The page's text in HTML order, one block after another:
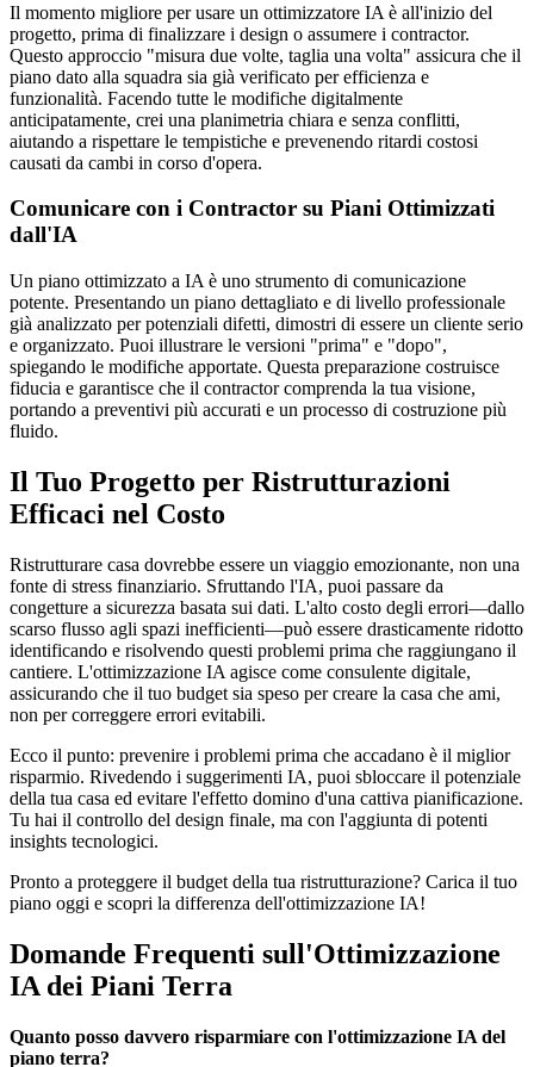
Il momento migliore per usare un ottimizzatore IA è all'inizio del
progetto, prima di finalizzare i design o assumere i contractor.
Questo approccio "misura due volte, taglia una volta" assicura che il
piano dato alla squadra sia già verificato per efficienza e
funzionalità. Facendo tutte le modifiche digitalmente
anticipatamente, crei una planimetria chiara e senza conflitti,
aiutando a rispettare le tempistiche e prevenendo ritardi costosi
causati da cambi in corso d'opera.
Comunicare con i Contractor su Piani Ottimizzati
dall'IA
Un piano ottimizzato a IA è uno strumento di comunicazione
potente. Presentando un piano dettagliato e di livello professionale
già analizzato per potenziali difetti, dimostri di essere un cliente serio
e organizzato. Puoi illustrare le versioni "prima" e "dopo",
spiegando le modifiche apportate. Questa preparazione costruisce
fiducia e garantisce che il contractor comprenda la tua visione,
portando a preventivi più accurati e un processo di costruzione più
fluido.
Il Tuo Progetto per Ristrutturazioni
Efficaci nel Costo
Ristrutturare casa dovrebbe essere un viaggio emozionante, non una
fonte di stress finanziario. Sfruttando l'IA, puoi passare da
congetture a sicurezza basata sui dati. L'alto costo degli errori—dallo
scarso flusso agli spazi inefficienti—può essere drasticamente ridotto
identificando e risolvendo questi problemi prima che raggiungano il
cantiere. L'ottimizzazione IA agisce come consulente digitale,
assicurando che il tuo budget sia speso per creare la casa che ami,
non per correggere errori evitabili.
Ecco il punto: prevenire i problemi prima che accadano è il miglior
risparmio. Rivedendo i suggerimenti IA, puoi sbloccare il potenziale
della tua casa ed evitare l'effetto domino d'una cattiva pianificazione.
Tu hai il controllo del design finale, ma con l'aggiunta di potenti
insights tecnologici.
Pronto a proteggere il budget della tua ristrutturazione? Carica il tuo
piano oggi e scopri la differenza dell'ottimizzazione IA!
Domande Frequenti sull'Ottimizzazione
IA dei Piani Terra
Quanto posso davvero risparmiare con l'ottimizzazione IA del
piano terra?